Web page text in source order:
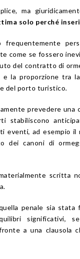
ma
solo perché
frequentemente
come se fossero
del contratto di
la proporzione tra
del porto turistico.
prevedere una
eventi, ad esempio
dei canoni di
scritta
penale sia stata
significativi,
a una clausola